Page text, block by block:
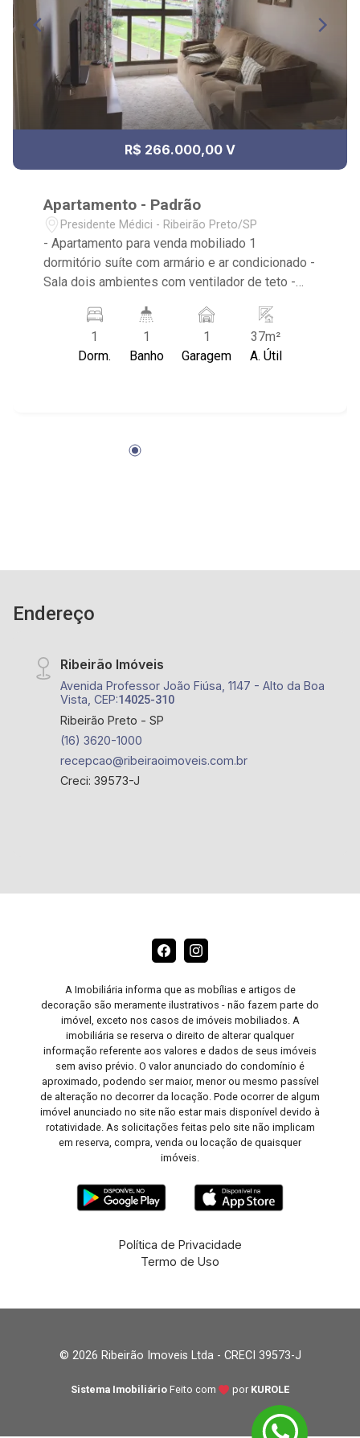
R$ 266.000,00 V
Apartamento - Padrão
Presidente Médici - Ribeirão Preto/SP
- Apartamento para venda mobiliado 1
dormitório suíte com armário e ar condicionado -
Sala dois ambientes com ventilador de teto -
serviço com armário - Portaria 24hrs, área de
churrasco, piscina, academia sauna Próximo à
UNAERP, Assaí atacadista, posto de gasolina,
1
Dorm.
1
Banho
1
Garagem
37m²
A. Útil
Endereço
Ribeirão Imóveis
Avenida Professor João Fiúsa, 1147 - Alto da Boa
Vista, CEP:14025-310
Ribeirão Preto - SP
(16) 3620-1000
recepcao@ribeiraoimoveis.com.br
Creci: 39573-J
A Imobiliária informa que as mobílias e artigos de
decoração são meramente ilustrativos - não fazem parte do
imóvel, exceto nos casos de imóveis mobiliados. A
imobiliária se reserva o direito de alterar qualquer
informação referente aos valores e dados de seus imóveis
sem aviso prévio. O valor anunciado do condomínio é
aproximado, podendo ser maior, menor ou mesmo passível
de alteração no decorrer da locação. Pode ocorrer de algum
imóvel anunciado no site não estar mais disponível devido à
rotatividade. As solicitações feitas pelo site não implicam
em reserva, compra, venda ou locação de quaisquer
imóveis.
Política de Privacidade
Termo de Uso
© 2026 Ribeirão Imoveis Ltda - CRECI 39573-J
Sistema Imobiliário Feito com por KUROLE